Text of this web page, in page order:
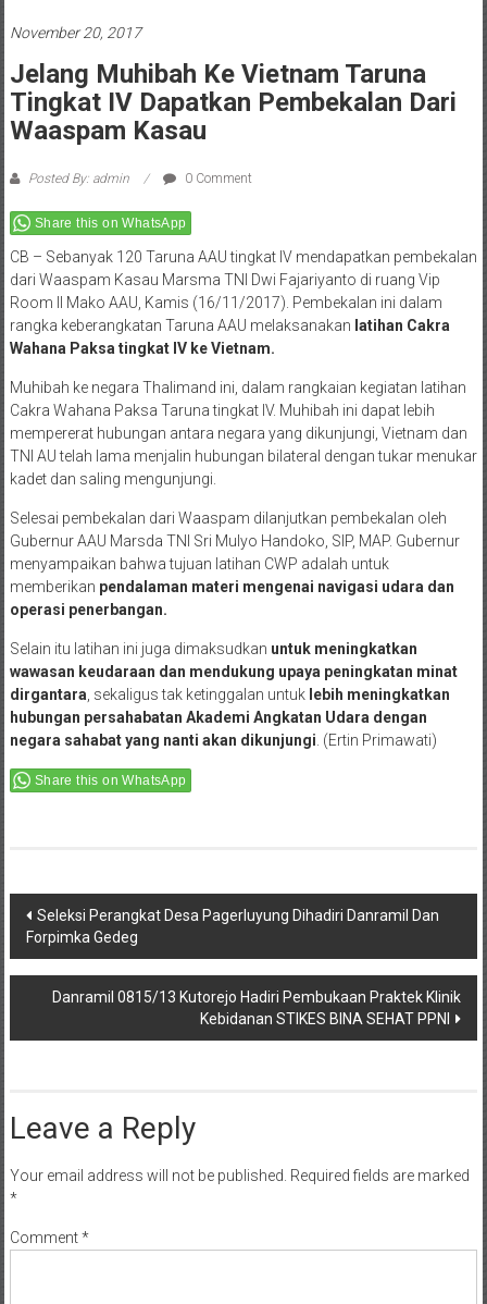
November 20, 2017
Jelang Muhibah Ke Vietnam Taruna
Tingkat IV Dapatkan Pembekalan Dari
Waaspam Kasau
Posted By: admin 0 Comment
Share this on WhatsApp
CB – Sebanyak 120 Taruna AAU tingkat IV mendapatkan pembekalan
dari Waaspam Kasau Marsma TNI Dwi Fajariyanto di ruang Vip
Room II Mako AAU, Kamis (16/11/2017). Pembekalan ini dalam
rangka keberangkatan Taruna AAU melaksanakan latihan Cakra
Wahana Paksa tingkat IV ke Vietnam.
Muhibah ke negara Thalimand ini, dalam rangkaian kegiatan latihan
Cakra Wahana Paksa Taruna tingkat IV. Muhibah ini dapat lebih
mempererat hubungan antara negara yang dikunjungi, Vietnam dan
TNI AU telah lama menjalin hubungan bilateral dengan tukar menukar
kadet dan saling mengunjungi.
Selesai pembekalan dari Waaspam dilanjutkan pembekalan oleh
Gubernur AAU Marsda TNI Sri Mulyo Handoko, SIP, MAP. Gubernur
menyampaikan bahwa tujuan latihan CWP adalah untuk
memberikan pendalaman materi mengenai navigasi udara dan
operasi penerbangan.
Selain itu latihan ini juga dimaksudkan untuk meningkatkan
wawasan keudaraan dan mendukung upaya peningkatan minat
dirgantara, sekaligus tak ketinggalan untuk lebih meningkatkan
hubungan persahabatan Akademi Angkatan Udara dengan
negara sahabat yang nanti akan dikunjungi. (Ertin Primawati)
Share this on WhatsApp
Post
navigation
Seleksi Perangkat Desa Pagerluyung Dihadiri Danramil Dan
Forpimka Gedeg
Danramil 0815/13 Kutorejo Hadiri Pembukaan Praktek Klinik
Kebidanan STIKES BINA SEHAT PPNI
Leave a Reply
Your email address will not be published. Required fields are marked
*
Comment*